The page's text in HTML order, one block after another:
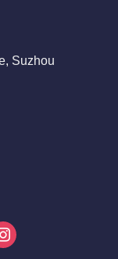
Suzhou